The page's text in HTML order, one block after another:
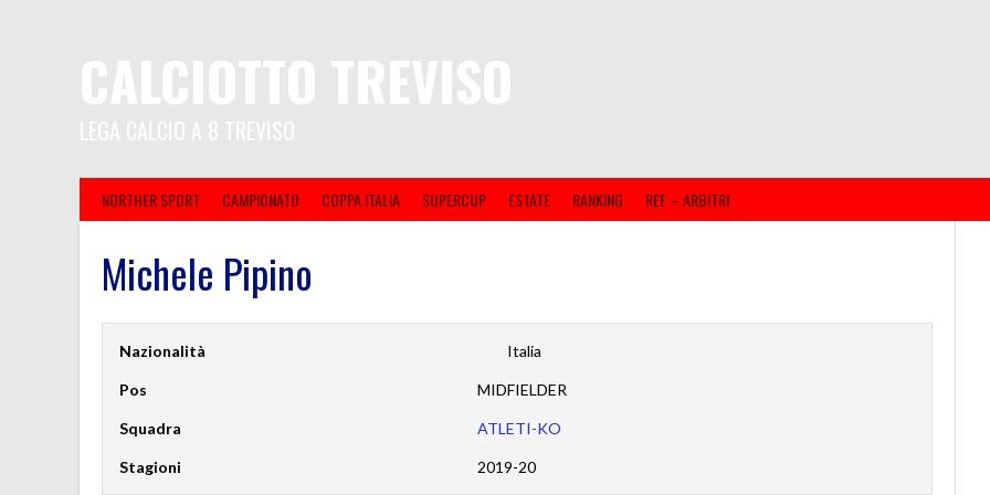
NORTHER SPORT CAMPIONATO COPPA ITALIA SUPERCUP ESTATE RANKING REF – ARBITRI
Michele Pipino
Nazionalità Italia
Pos MIDFIELDER
Squadra ATLETI-KO
Stagioni 2019-20